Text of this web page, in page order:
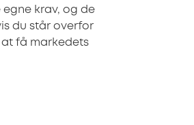
krav, og de
du står overfor
få markedets